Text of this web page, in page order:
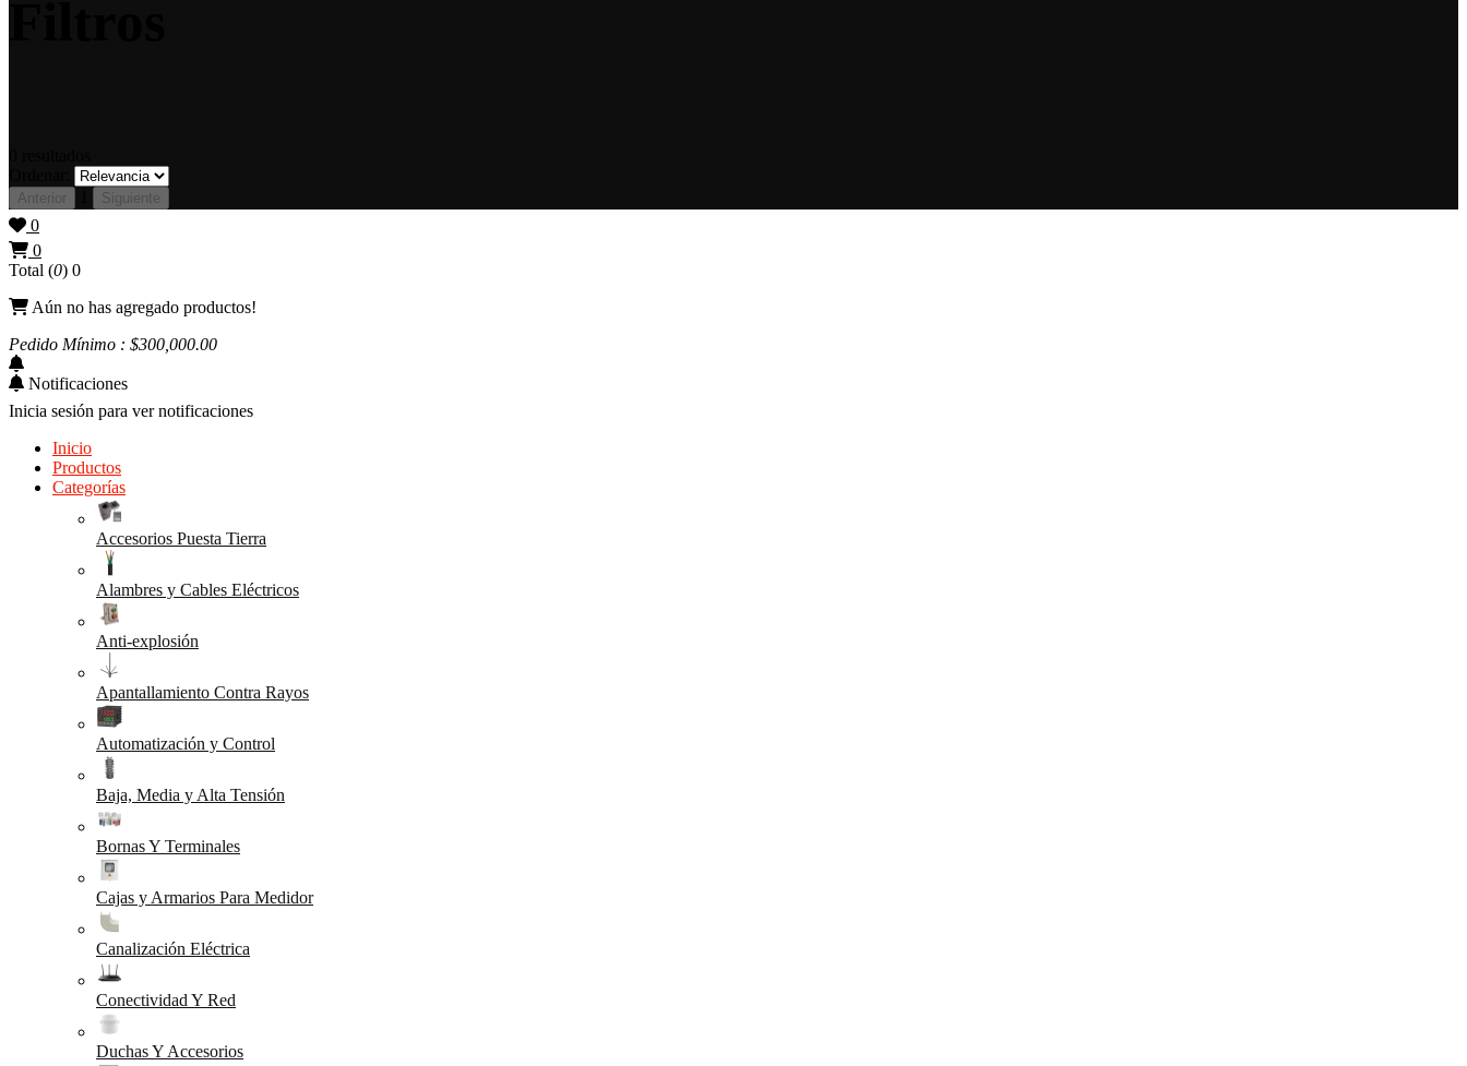
Anterior Siguiente
0
0
Total (0) 0
Aún no has agregado productos!
Pedido Mínimo : $300,000.00
Notificaciones
Inicia sesión para ver notificaciones
Inicio
Productos
Categorías
Accesorios Puesta Tierra
Alambres y Cables Eléctricos
Anti-explosión
Apantallamiento Contra Rayos
Automatización y Control
Baja, Media y Alta Tensión
Bornas Y Terminales
Cajas y Armarios Para Medidor
Canalización Eléctrica
Conectividad Y Red
Duchas Y Accesorios